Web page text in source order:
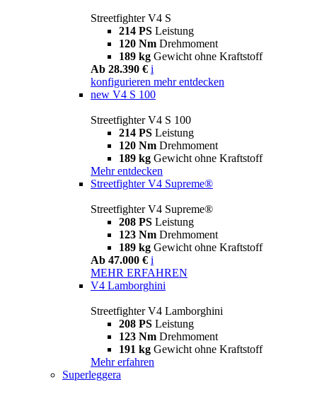
Streetfighter V4 S
214 PS Leistung
120 Nm Drehmoment
189 kg Gewicht ohne Kraftstoff
Ab 28.390 € i
konfigurieren mehr entdecken
new V4 S 100
Streetfighter V4 S 100
214 PS Leistung
120 Nm Drehmoment
189 kg Gewicht ohne Kraftstoff
Mehr entdecken
Streetfighter V4 Supreme®
Streetfighter V4 Supreme®
208 PS Leistung
123 Nm Drehmoment
189 kg Gewicht ohne Kraftstoff
Ab 47.000 € i
MEHR ERFAHREN
V4 Lamborghini
Streetfighter V4 Lamborghini
208 PS Leistung
123 Nm Drehmoment
191 kg Gewicht ohne Kraftstoff
Mehr erfahren
Superleggera